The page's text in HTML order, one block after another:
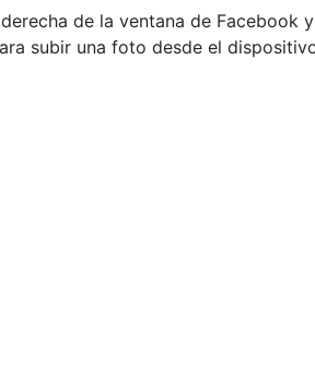
de la ventana de
subir una foto desde el